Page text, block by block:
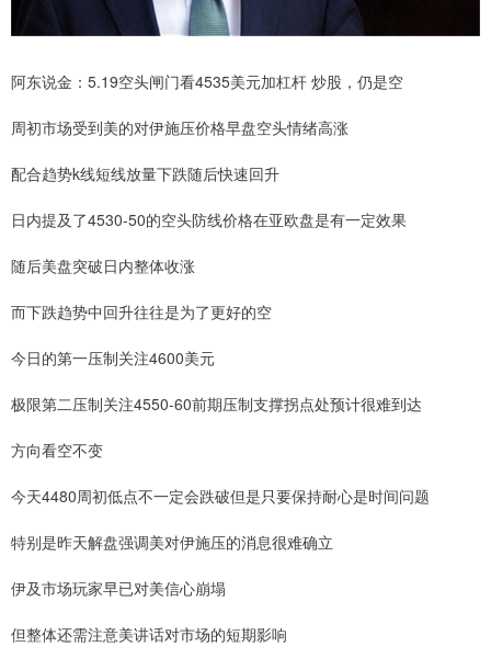
阿东说金：5.19空头闸门看4535美元加杠杆 炒股，仍是空
周初市场受到美的对伊施压价格早盘空头情绪高涨
配合趋势k线短线放量下跌随后快速回升
日内提及了4530-50的空头防线价格在亚欧盘是有一定效果
随后美盘突破日内整体收涨
而下跌趋势中回升往往是为了更好的空
今日的第一压制关注4600美元
极限第二压制关注4550-60前期压制支撑拐点处预计很难到达
方向看空不变
今天4480周初低点不一定会跌破但是只要保持耐心是时间问题
特别是昨天解盘强调美对伊施压的消息很难确立
伊及市场玩家早已对美信心崩塌
但整体还需注意美讲话对市场的短期影响